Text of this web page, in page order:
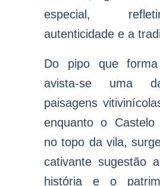
especial,
autenticidade e a
Do pipo que
avista-se uma
paisagens
enquanto o Castelo
no topo da vila,
cativante sugestão
história e o